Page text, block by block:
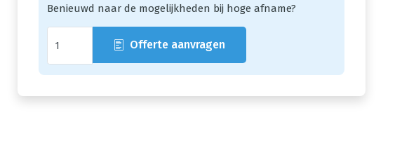
Benieuwd naar de mogelijkheden bij hoge afname?
Offerte aanvragen